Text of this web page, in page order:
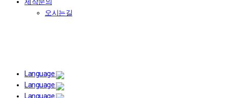
오시는길
Language
Language
Language